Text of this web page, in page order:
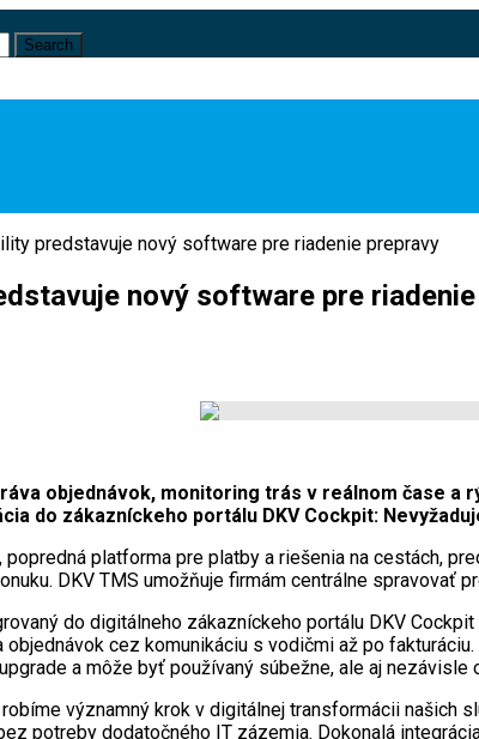
predstavuje nový software pre riadenie prepravy
nový software pre
objednávok, monitoring trás v reálnom čase a
do zákazníckeho portálu DKV Cockpit:
platforma pre platby a riešenia na cestách,
DKV TMS umožňuje firmám centrálne spravovať
do digitálneho zákazníckeho portálu DKV
cez komunikáciu s vodičmi až po
a môže byť používaný súbežne, ale aj nezávisle
významný krok v digitálnej transformácii
potreby dodatočného IT zázemia. Dokonalá